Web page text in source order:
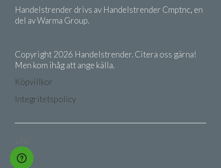
Handelstrender drivs av Handelstrender Cmptnc, en
del av Warma Group.
Copyright 2026 Handelstrender. Citera oss gärna!
Men kom ihåg att ange källa.
Köpvillkor
Integritetspolicy